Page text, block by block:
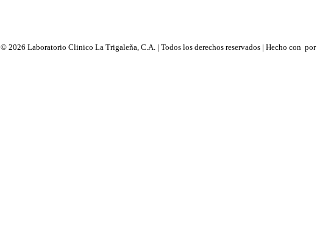
© 2026 Laboratorio Clinico La Trigaleña, C.A. | Todos los derechos reservados | Hecho con por